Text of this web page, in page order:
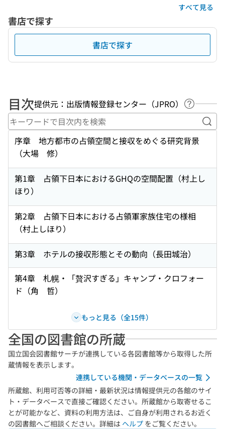
すべて見る
書店で探す
書店で探す
目次提供元：出版情報登録センター（JPRO）
ヘルプペ
キ
序章 地方都市の占領空間と接収をめぐる研究背景
（大場 修）
第1章 占領下日本におけるGHQの空間配置（村上し
ほり）
第2章 占領下日本における占領軍家族住宅の様相
（村上しほり）
第3章 ホテルの接収形態とその動向（長田城治）
第4章 札幌・「贅沢すぎる」キャンプ・クロフォー
ド（角 哲）
もっと見る（全15件）
全国の図書館の所蔵
国立国会図書館サーチが連携している各図書館等から取得した所
蔵情報を表示します。
連携している機関・データベースの一覧
所蔵館、利用可否等の詳細・最新状況は情報提供元の各館のサイ
ト・データベースで直接ご確認ください。所蔵館から取寄せるこ
とが可能かなど、資料の利用方法は、ご自身が利用されるお近く
の図書館へご相談ください。詳細は ヘルプ をご覧ください。